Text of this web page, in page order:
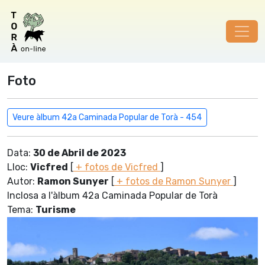
Foto
Veure àlbum 42a Caminada Popular de Torà - 454
Data: 30 de Abril de 2023
Lloc: Vicfred [ + fotos de Vicfred ]
Autor: Ramon Sunyer [ + fotos de Ramon Sunyer ]
Inclosa a l'àlbum 42a Caminada Popular de Torà
Tema: Turisme